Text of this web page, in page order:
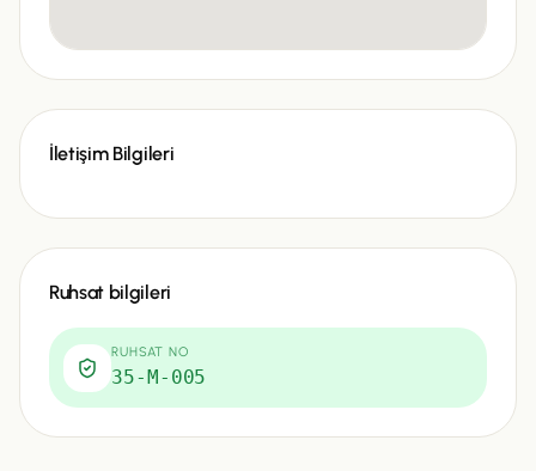
İletişim Bilgileri
Ruhsat bilgileri
RUHSAT NO
35-M-005